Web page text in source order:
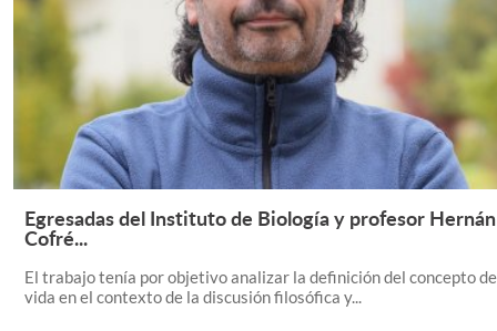
Leer Más +
Egresadas del Instituto de Biología y profesor Hernán
Cofré...
El trabajo tenía por objetivo analizar la definición del concepto de
vida en el contexto de la discusión filosófica y...